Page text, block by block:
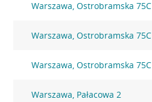
Warszawa, Ostrobramska 75C
Warszawa, Ostrobramska 75C
Warszawa, Ostrobramska 75C
Warszawa, Pałacowa 2